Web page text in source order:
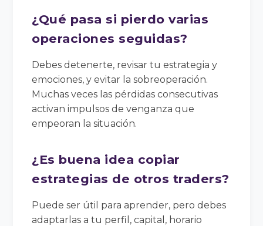
¿Qué pasa si pierdo varias
operaciones seguidas?
Debes detenerte, revisar tu estrategia y
emociones, y evitar la sobreoperación.
Muchas veces las pérdidas consecutivas
activan impulsos de venganza que
empeoran la situación.
¿Es buena idea copiar
estrategias de otros traders?
Puede ser útil para aprender, pero debes
adaptarlas a tu perfil, capital, horario